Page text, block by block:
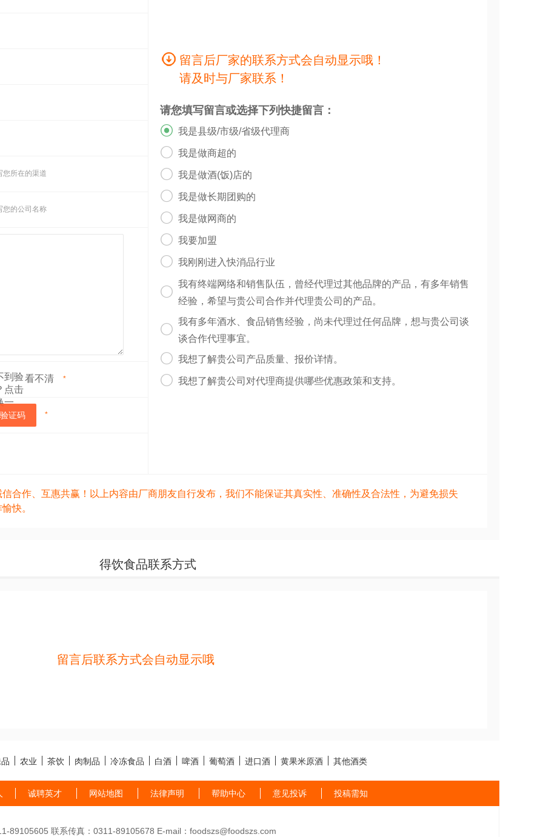
您所在的渠道
您的公司名称
看不清 *
证码 *
留言后厂家的联系方式会自动显示哦！
请及时与厂家联系！
请您填写留言或选择下列快捷留言：
 我是县级/市级/省级代理商
 我是做商超的
 我是做酒(饭)店的
 我是做长期团购的
 我是做网商的
 我要加盟
 我刚刚进入快消品行业

我有终端网络和销售队伍，曾经代理过其他品牌的产品，有多年销售
经验，希望与贵公司合作并代理贵公司的产品。

我有多年酒水、食品销售经验，尚未代理过任何品牌，想与贵公司谈
谈合作代理事宜。
 我想了解贵公司产品质量、报价详情。
 我想了解贵公司对代理商提供哪些优惠政策和支持。
合作、互惠共赢！以上内容由厂商朋友自行发布，我们不能保证其真实性、准确性及合法性，为避免损失
快。
得饮食品联系方式
留言后联系方式会自动显示哦
农业 茶饮 肉制品 冷冻食品 白酒 啤酒 葡萄酒 进口酒 黄果米原酒 其他酒类
诚聘英才 网站地图 法律声明 帮助中心 意见投诉 投稿需知
89105605 联系传真：0311-89105678 E-mail：foodszs@foodszs.com